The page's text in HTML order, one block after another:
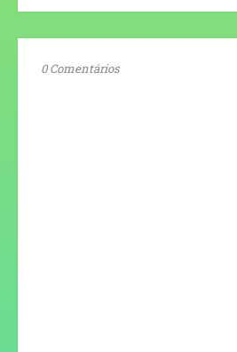
0 Comentários